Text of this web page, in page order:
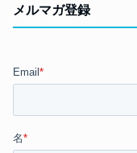
メルマガ登録